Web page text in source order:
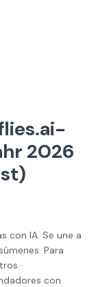
2026
con IA. Se une a
Para
·
con